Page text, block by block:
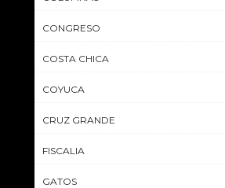
CONGRESO
COSTA CHICA
COYUCA
CRUZ GRANDE
FISCALIA
GATOS